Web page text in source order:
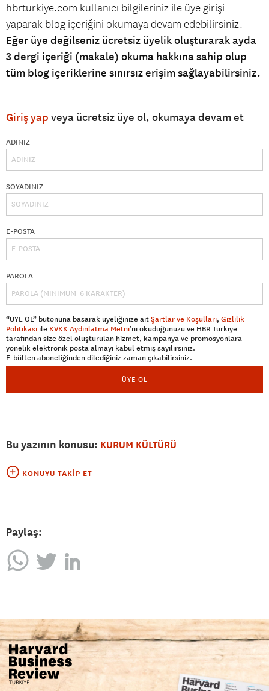
hbrturkiye.com kullanıcı bilgileriniz ile üye girişi
yaparak blog içeriğini okumaya devam edebilirsiniz.
Eğer üye değilseniz ücretsiz üyelik oluşturarak ayda
3 dergi içeriği (makale) okuma hakkına sahip olup
tüm blog içeriklerine sınırsız erişim sağlayabilirsiniz.
Giriş yap veya ücretsiz üye ol, okumaya devam et
ADINIZ
SOYADINIZ
E-POSTA
PAROLA
“ÜYE OL” butonuna basarak üyeliğinize aitŞartlar ve Koşulları, Gizlilik
Politikası ile KVKK Aydınlatma Metni’ni okuduğunuzu ve HBR Türkiye
tarafından size özel oluşturulan hizmet, kampanya ve promosyonlara
yönelik elektronik posta almayı kabul etmiş sayılırsınız.
E-bülten aboneliğinden dilediğiniz zaman çıkabilirsiniz.
ÜYE OL
Bu yazının konusu: KURUM KÜLTÜRÜ
KONUYU TAKIP ET
Paylaş: